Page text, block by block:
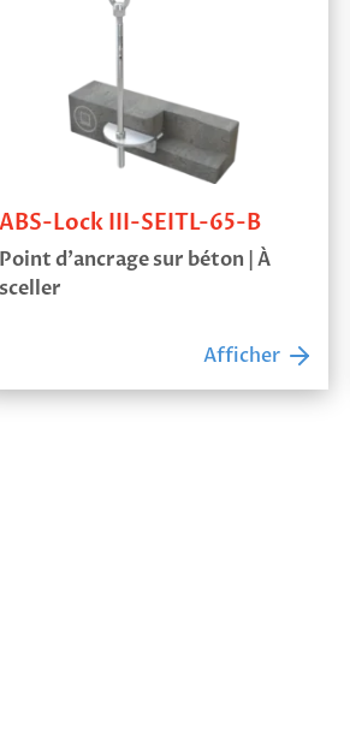
ABS-Lock III-BE Pro-24
Point d’ancrage sur béton | à
frapper
Afficher